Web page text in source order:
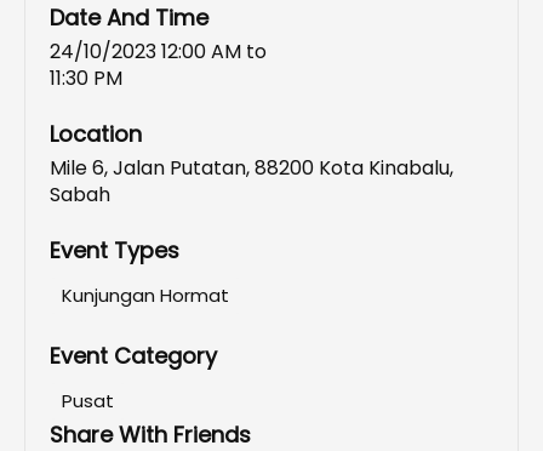
Date And Time
24/10/2023 12:00 AM to
11:30 PM
Location
Mile 6, Jalan Putatan, 88200 Kota Kinabalu,
Sabah
Event Types
Kunjungan Hormat
Event Category
Pusat
Share With Friends